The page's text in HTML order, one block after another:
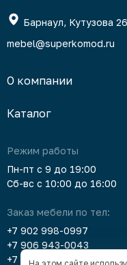
Барнаул, Кутузова
mebel@superkomod.ru
О компании
Каталог
Режим работы
Пн-пт с 9 до 19:00
Сб-вс с 10:00 до 16:00
Заказ мебели по тел:
+7 902 998-0997
+7 906 943-0043
+7 903 912-5378